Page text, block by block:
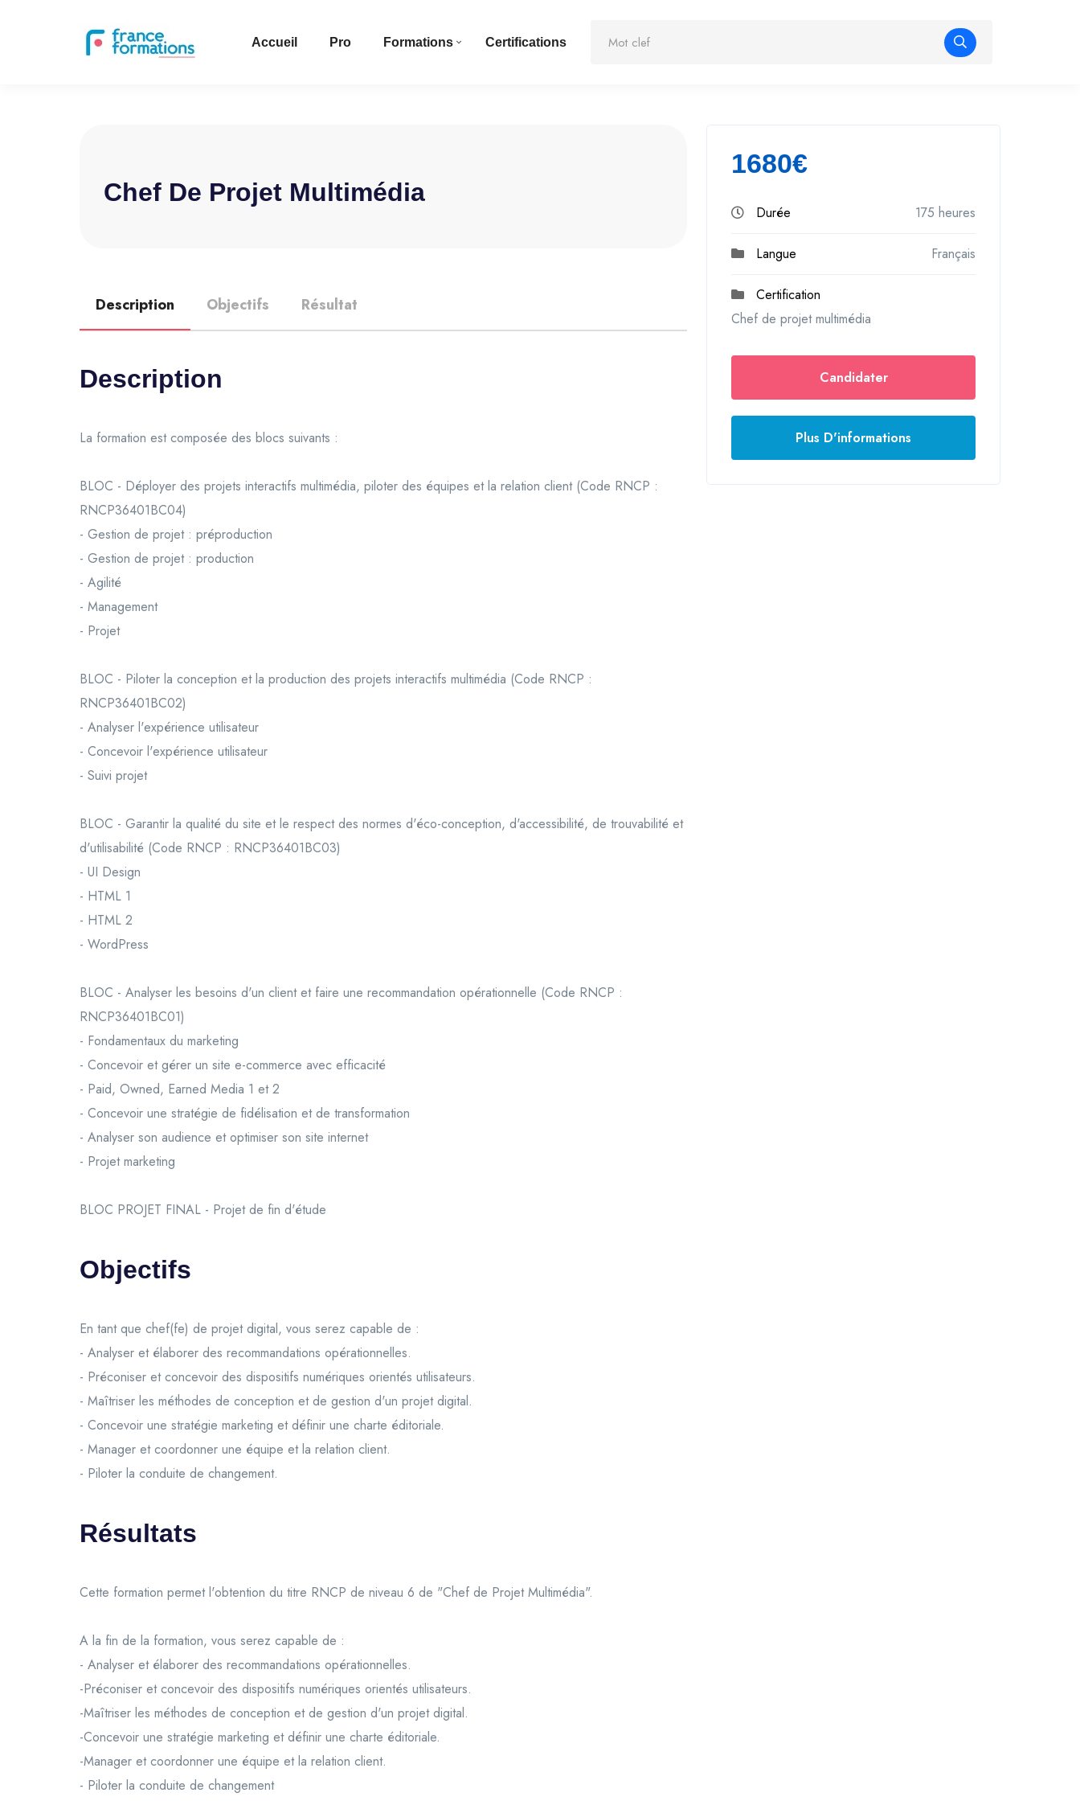
Accueil Pro Formations Certifications
Chef De Projet Multimédia
Description Objectifs Résultat
Description
La formation est composée des blocs suivants :
BLOC - Déployer des projets interactifs multimédia, piloter des équipes et la relation client (Code RNCP :
RNCP36401BC04)
- Gestion de projet : préproduction
- Gestion de projet : production
- Agilité
- Management
- Projet
BLOC - Piloter la conception et la production des projets interactifs multimédia (Code RNCP :
RNCP36401BC02)
- Analyser l'expérience utilisateur
- Concevoir l'expérience utilisateur
- Suivi projet
BLOC - Garantir la qualité du site et le respect des normes d'éco-conception, d'accessibilité, de trouvabilité et
d'utilisabilité (Code RNCP : RNCP36401BC03)
- UI Design
- HTML 1
- HTML 2
- WordPress
BLOC - Analyser les besoins d'un client et faire une recommandation opérationnelle (Code RNCP :
RNCP36401BC01)
- Fondamentaux du marketing
- Concevoir et gérer un site e-commerce avec efficacité
- Paid, Owned, Earned Media 1 et 2
- Concevoir une stratégie de fidélisation et de transformation
- Analyser son audience et optimiser son site internet
- Projet marketing
BLOC PROJET FINAL - Projet de fin d'étude
Objectifs
En tant que chef(fe) de projet digital, vous serez capable de :
- Analyser et élaborer des recommandations opérationnelles.
- Préconiser et concevoir des dispositifs numériques orientés utilisateurs.
- Maîtriser les méthodes de conception et de gestion d'un projet digital.
- Concevoir une stratégie marketing et définir une charte éditoriale.
- Manager et coordonner une équipe et la relation client.
- Piloter la conduite de changement.
Résultats
Cette formation permet l'obtention du titre RNCP de niveau 6 de "Chef de Projet Multimédia".
A la fin de la formation, vous serez capable de :
- Analyser et élaborer des recommandations opérationnelles.
-Préconiser et concevoir des dispositifs numériques orientés utilisateurs.
-Maîtriser les méthodes de conception et de gestion d'un projet digital.
-Concevoir une stratégie marketing et définir une charte éditoriale.
-Manager et coordonner une équipe et la relation client.
- Piloter la conduite de changement
1680€
Durée 175 heures
Langue Français
Certification
Chef de projet multimédia
Candidater
Plus D'informations